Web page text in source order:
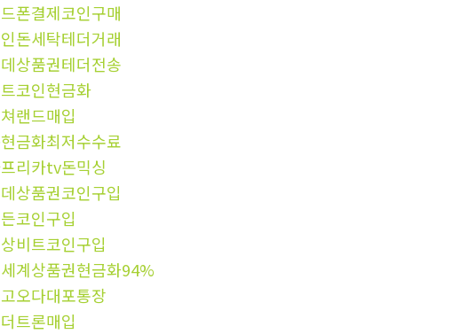
폰결제코인구매
돈세탁테더거래
상품권테더전송
코인현금화
랜드매입
금화최저수수료
리카tv돈믹싱
상품권코인구입
코인구입
비트코인구입
계상품권현금화94%
오다대포통장
트론매입